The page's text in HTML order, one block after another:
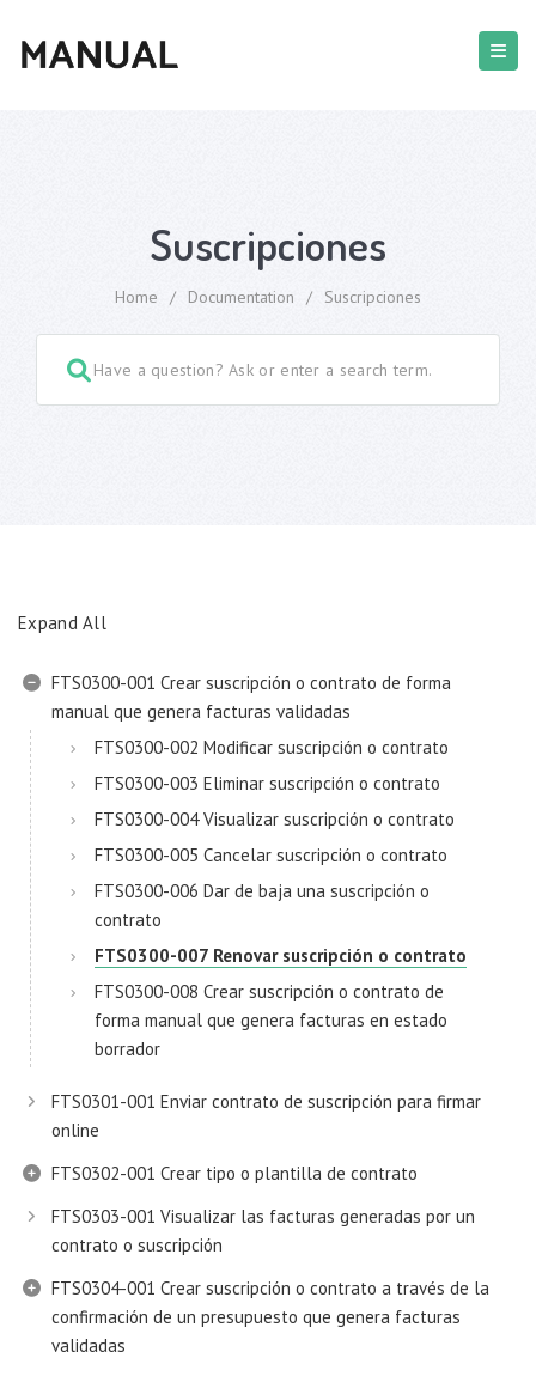
Suscripciones
Home / Documentation / Suscripciones
Expand All
FTS0300-001 Crear suscripción o contrato de forma
manual que genera facturas validadas
FTS0300-002 Modificar suscripción o contrato
FTS0300-003 Eliminar suscripción o contrato
FTS0300-004 Visualizar suscripción o contrato
FTS0300-005 Cancelar suscripción o contrato
FTS0300-006 Dar de baja una suscripción o
contrato
FTS0300-007 Renovar suscripción o contrato
FTS0300-008 Crear suscripción o contrato de
forma manual que genera facturas en estado
borrador
FTS0301-001 Enviar contrato de suscripción para firmar
online
FTS0302-001 Crear tipo o plantilla de contrato
FTS0303-001 Visualizar las facturas generadas por un
contrato o suscripción
FTS0304-001 Crear suscripción o contrato a través de la
confirmación de un presupuesto que genera facturas
validadas